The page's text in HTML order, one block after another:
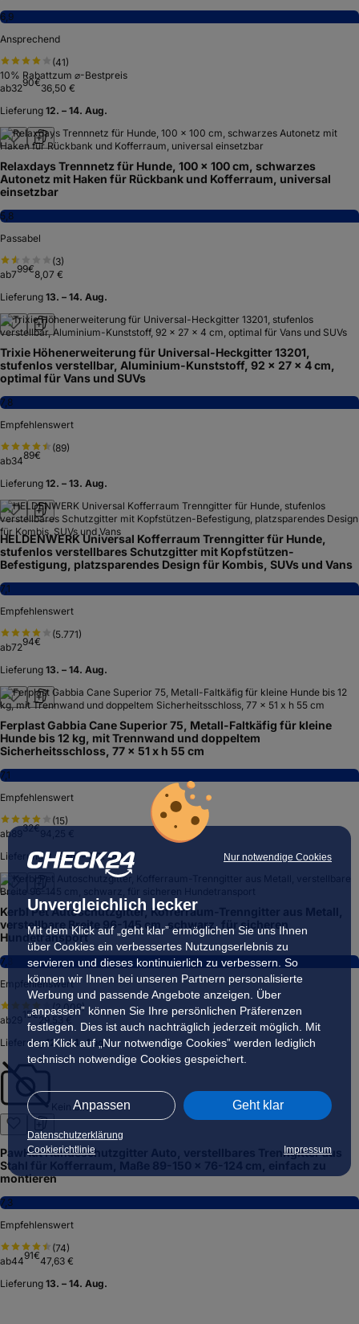
Nur notwendige Cookies
Unvergleichlich lecker
Mit dem Klick auf „geht klar” ermöglichen Sie uns Ihnen
über Cookies ein verbessertes Nutzungserlebnis zu
servieren und dieses kontinuierlich zu verbessern. So
können wir Ihnen bei unseren Partnern personalisierte
Werbung und passende Angebote anzeigen. Über
„anpassen” können Sie Ihre persönlichen Präferenzen
festlegen. Dies ist auch nachträglich jederzeit möglich. Mit
dem Klick auf „Nur notwendige Cookies” werden lediglich
technisch notwendige Cookies gespeichert.
Anpassen Geht klar
Datenschutzerklärung
Cookierichtlinie
Impressum
6,9
Ansprechend
(41)
10% Rabattzum ⌀-Bestpreis
ab3290€36,50 €
Lieferung 12. – 14. Aug.
Relaxdays Trennnetz für Hunde, 100 x 100 cm, schwarzes
Autonetz mit Haken für Rückbank und Kofferraum, universal
einsetzbar
5,8
Passabel
(3)
ab799€8,07 €
Lieferung 13. – 14. Aug.
Trixie Höhenerweiterung für Universal-Heckgitter 13201,
stufenlos verstellbar, Aluminium-Kunststoff, 92 × 27 × 4 cm,
optimal für Vans und SUVs
7,8
Empfehlenswert
(89)
ab3489€
Lieferung 12. – 13. Aug.
HELDENWERK Universal Kofferraum Trenngitter für Hunde,
stufenlos verstellbares Schutzgitter mit Kopfstützen-
Befestigung, platzsparendes Design für Kombis, SUVs und Vans
7,1
Empfehlenswert
(5.771)
ab7294€
Lieferung 13. – 14. Aug.
Ferplast Gabbia Cane Superior 75, Metall-Faltkäfig für kleine
Hunde bis 12 kg, mit Trennwand und doppeltem
Sicherheitsschloss, 77 x 51 x h 55 cm
7,1
Empfehlenswert
(15)
ab89 32€
Lieferung 3. Sep. – 20. Okt.
Kerbl Pet Autoschutzgitter, Kofferraum-Trenngitter aus Metall,
verstellbare Breite 96-145 cm, schwarz, für sicheren
Hundetransport
7,3
Empfehlenswert
(2.009)
ab
15€ 29,53 €
Lieferung 12. – 14. Aug.
Kein Bild
PawHut Hundeschutzgitter Auto, verstellbares Trenngitter aus
Stahl für Kofferraum, Maße 89-150 x 76-124 cm, einfach zu
montieren
7,3
Empfehlenswert
(74)
ab4491€47,63 €
Lieferung 13. – 14. Aug.